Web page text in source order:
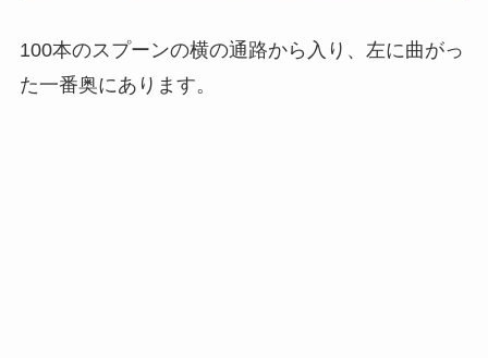
100本のスプーンの横の通路から入り、左に曲がっ
た一番奥にあります。